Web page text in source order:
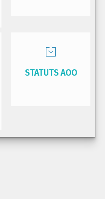
STATUTS AOO